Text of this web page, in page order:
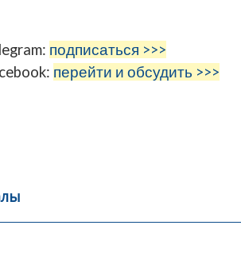
подписаться >>>
перейти и обсудить >>>